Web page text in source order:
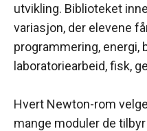
utvikling. Biblioteket
variasjon, der elevene
programmering, energi,
laboratoriearbeid, fisk,
Hvert Newton-rom
mange moduler de